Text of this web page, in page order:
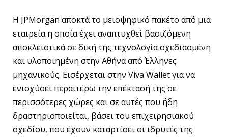
Η JPMorgan αποκτά το μειοψηφικό πακέτο από μια
εταιρεία η οποία έχει αναπτυχθεί βασιζόμενη
αποκλειστικά σε δική της τεχνολογία σχεδιασμένη
και υλοποιημένη στην Αθήνα από Έλληνες
μηχανικούς. Εισέρχεται στην Viva Wallet για να
ενισχύσει περαιτέρω την επέκτασή της σε
περισσότερες χώρες και σε αυτές που ήδη
δραστηριοποιείται, βάσει του επιχειρησιακού
σχεδίου, που έχουν καταρτίσει οι ιδρυτές της